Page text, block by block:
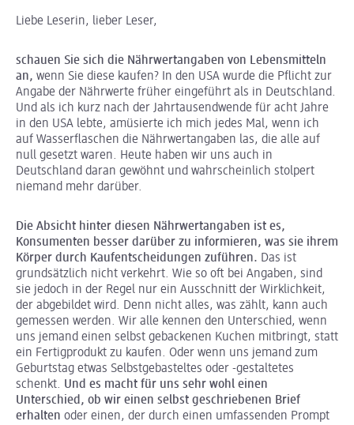
Liebe Leserin, lieber Leser,
schauen Sie sich die Nährwertangaben von Lebensmitteln
an, wenn Sie diese kaufen? In den USA wurde die Pflicht zur
Angabe der Nährwerte früher eingeführt als in Deutschland.
Und als ich kurz nach der Jahrtausendwende für acht Jahre
in den USA lebte, amüsierte ich mich jedes Mal, wenn ich
auf Wasserflaschen die Nährwertangaben las, die alle auf
null gesetzt waren. Heute haben wir uns auch in
Deutschland daran gewöhnt und wahrscheinlich stolpert
niemand mehr darüber.
Die Absicht hinter diesen Nährwertangaben ist es,
Konsumenten besser darüber zu informieren, was sie ihrem
Körper durch Kaufentscheidungen zuführen. Das ist
grundsätzlich nicht verkehrt. Wie so oft bei Angaben, sind
sie jedoch in der Regel nur ein Ausschnitt der Wirklichkeit,
der abgebildet wird. Denn nicht alles, was zählt, kann auch
gemessen werden. Wir alle kennen den Unterschied, wenn
uns jemand einen selbst gebackenen Kuchen mitbringt, statt
ein Fertigprodukt zu kaufen. Oder wenn uns jemand zum
Geburtstag etwas Selbstgebasteltes oder -gestaltetes
schenkt. Und es macht für uns sehr wohl einen
Unterschied, ob wir einen selbst geschriebenen Brief
erhalten oder einen, der durch einen umfassenden Prompt